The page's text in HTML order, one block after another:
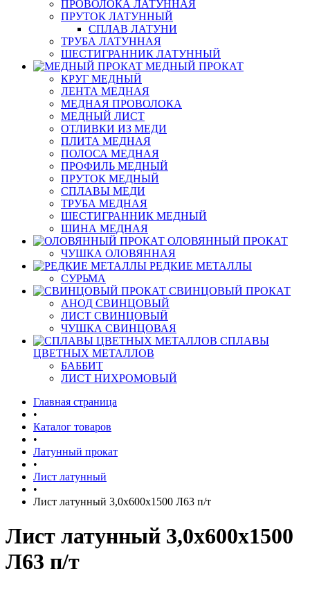
ПРОВОЛОКА ЛАТУННАЯ
ПРУТОК ЛАТУННЫЙ
СПЛАВ ЛАТУНИ
ТРУБА ЛАТУННАЯ
ШЕСТИГРАННИК ЛАТУННЫЙ
МЕДНЫЙ ПРОКАТ
КРУГ МЕДНЫЙ
ЛЕНТА МЕДНАЯ
МЕДНАЯ ПРОВОЛОКА
МЕДНЫЙ ЛИСТ
ОТЛИВКИ ИЗ МЕДИ
ПЛИТА МЕДНАЯ
ПОЛОСА МЕДНАЯ
ПРОФИЛЬ МЕДНЫЙ
ПРУТОК МЕДНЫЙ
СПЛАВЫ МЕДИ
ТРУБА МЕДНАЯ
ШЕСТИГРАННИК МЕДНЫЙ
ШИНА МЕДНАЯ
ОЛОВЯННЫЙ ПРОКАТ
ЧУШКА ОЛОВЯННАЯ
РЕДКИЕ МЕТАЛЛЫ
СУРЬМА
СВИНЦОВЫЙ ПРОКАТ
АНОД СВИНЦОВЫЙ
ЛИСТ СВИНЦОВЫЙ
ЧУШКА СВИНЦОВАЯ
СПЛАВЫ
ЦВЕТНЫХ МЕТАЛЛОВ
БАББИТ
ЛИСТ НИХРОМОВЫЙ
Главная страница
•
Каталог товаров
•
Латунный прокат
•
Лист латунный
•
Лист латунный 3,0х600х1500 Л63 п/т
Лист латунный 3,0х600х1500
Л63 п/т